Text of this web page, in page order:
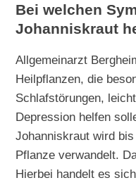
Bei welchen
Johanniskraut
Allgemeinarzt
Heilpflanzen, die
Schlafstörungen,
Depression helfen
Johanniskraut wird
Pflanze verwandelt.
Hierbei handelt es